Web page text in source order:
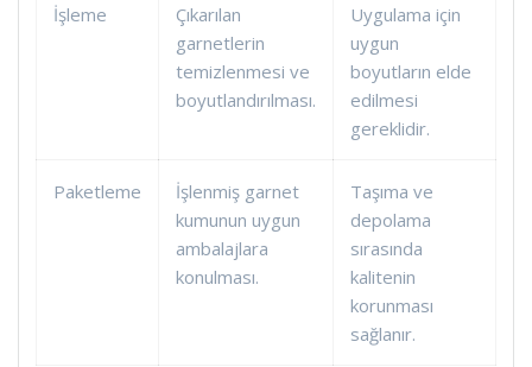
İşleme
Çıkarılan
garnetlerin
temizlenmesi ve
boyutlandırılması.
Uygulama için
uygun
boyutların elde
edilmesi
gereklidir.
Paketleme
İşlenmiş garnet
kumunun uygun
ambalajlara
konulması.
Taşıma ve
depolama
sırasında
kalitenin
korunması
sağlanır.